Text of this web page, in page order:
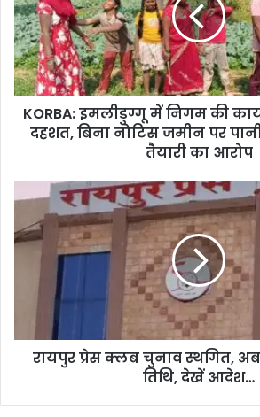
की
कार्यवाही
से
परिवार
में
दहशत,
पानी
टंकी
निर्माण
KORBA: इमलीडुग्गू में निगम की
दहशत, बिना नोटिस जमीन पर
तैयारी का आरोप
क्लब
चुनाव
नई
तिथि,रायपुर प्रेस क्लब चुनाव स्थगित,
तिथि, देखें आदेश…